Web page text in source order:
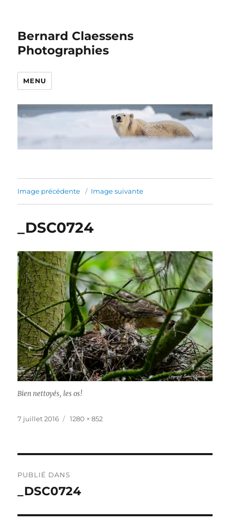
Bernard Claessens
Photographies
MENU
Image précédente Image suivante
_DSC0724
Bien nettoyés, les os!
Publié
7 juillet 2016
Taille
1280 × 852
de
PUBLIÉ DANS
_DSC0724